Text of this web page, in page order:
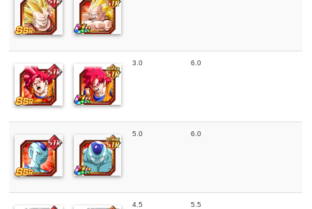
3.0 6.0
5.0 6.0
4.5 5.5